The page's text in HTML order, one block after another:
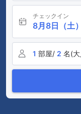
チェックイン
8月8日（土）
1 部屋/ 2 名(